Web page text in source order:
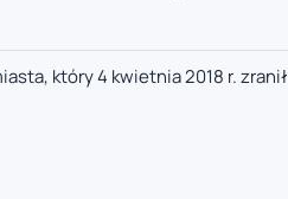
który 4 kwietnia 2018 r. zranił